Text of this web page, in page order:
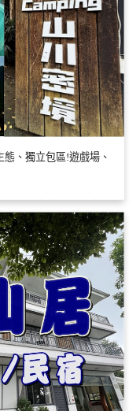
、獨立包區!遊戲場、